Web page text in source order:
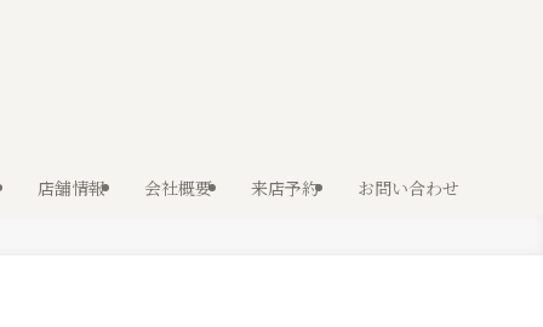
店舗情報 会社概要 来店予約 お問い合わせ